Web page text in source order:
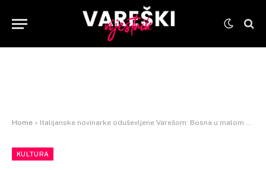
Home » Italijanske novinarke oduševljene Varešom: Bosna u malom gdje ljudi i dalje žive zajedno
KULTURA